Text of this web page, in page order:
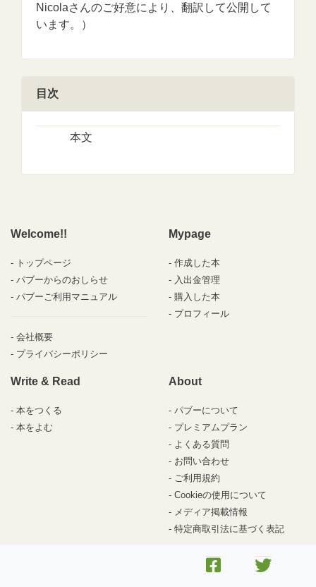
Nicolaさんのご好意により、翻訳して公開して
います。）
目次
本文
Welcome!!
トップページ
パブーからのおしらせ
パブーご利用マニュアル
会社概要
プライバシーポリシー
Mypage
作成した本
入出金管理
購入した本
プロフィール
Write & Read
本をつくる
本をよむ
About
パブーについて
プレミアムプラン
よくある質問
お問い合わせ
ご利用規約
Cookieの使用について
メディア掲載情報
特定商取引法に基づく表記
All rights reserved.